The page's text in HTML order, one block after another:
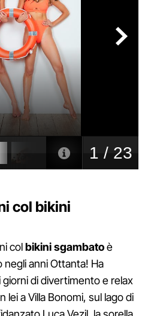
col bikini
colbikini sgambatoè
anni Ottanta! Ha
di divertimento e relax
lei a Villa Bonomi, sul lago di